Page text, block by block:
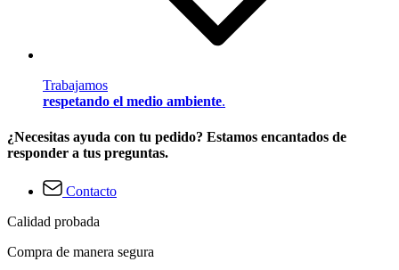
Trabajamos
respetando el medio ambiente.
¿Necesitas ayuda con tu pedido? Estamos encantados de
responder a tus preguntas.
Contacto
Calidad probada
Compra de manera segura